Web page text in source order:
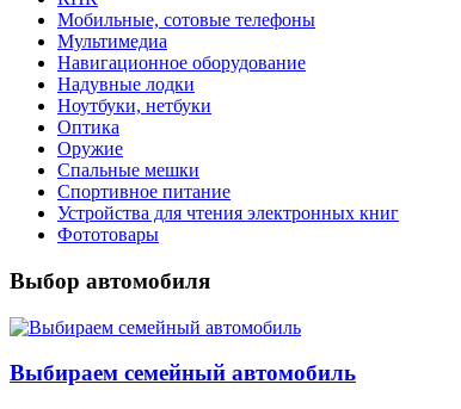
Мобильные, сотовые телефоны
Мультимедиа
Навигационное оборудование
Надувные лодки
Ноутбуки, нетбуки
Оптика
Оружие
Спальные мешки
Спортивное питание
Устройства для чтения электронных книг
Фототовары
Выбор автомобиля
Выбираем семейный автомобиль